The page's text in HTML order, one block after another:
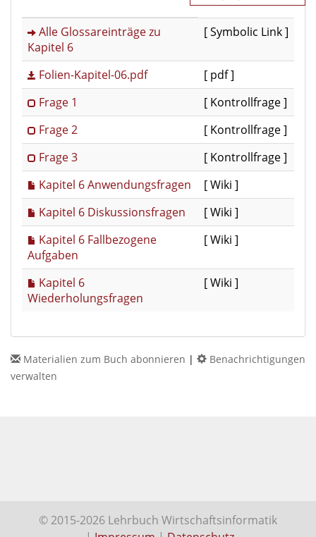
Alle Glossareinträge zu
Kapitel 6
[ Symbolic Link ]
Folien-Kapitel-06.pdf
[ pdf ]
Frage 1
[ Kontrollfrage ]
Frage 2
[ Kontrollfrage ]
Frage 3
[ Kontrollfrage ]
Kapitel 6 Anwendungsfragen
[ Wiki ]
Kapitel 6 Diskussionsfragen
[ Wiki ]
Kapitel 6 Fallbezogene
Aufgaben
[ Wiki ]
Kapitel 6
Wiederholungsfragen
[ Wiki ]
Materialien zum Buch abonnieren |
Benachrichtigungen
verwalten
© 2015-2026 Lehrbuch Wirtschaftsinformatik